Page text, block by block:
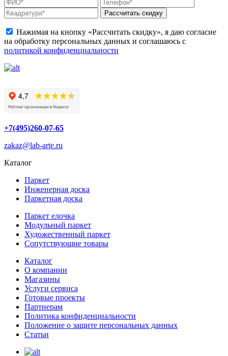
Рассчитать скидку
Нажимая на кнопку «Рассчитать скидку», я даю согласие
на обработку персональных данных и соглашаюсь с
политикой конфиденциальности
+7(495)260-07-65
zakaz@lab-arte.ru
Каталог
Паркет
Инженерная доска
Паркетная доска
Паркет елочка
Модульный паркет
Художественный паркет
Сопутствующие товары
Каталог
О компании
Магазины
Услуги сервиса
Готовые проекты
Партнерам
Политика конфиденциальности
Положение о защите персональных данных
Статьи